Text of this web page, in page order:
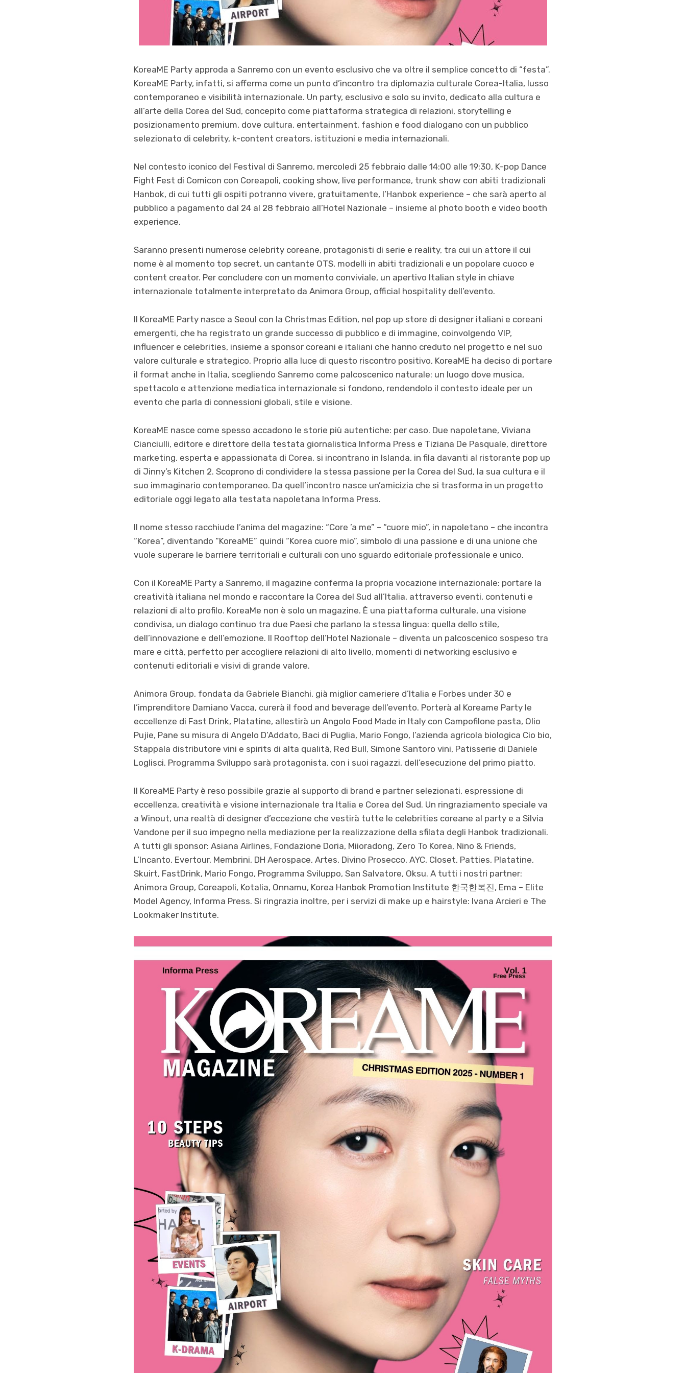
KoreaME Party approda a Sanremo con un evento esclusivo che va oltre il semplice concetto di “festa”.
KoreaME Party, infatti, si afferma come un punto d’incontro tra diplomazia culturale Corea-Italia, lusso
contemporaneo e visibilità internazionale. Un party, esclusivo e solo su invito, dedicato alla cultura e
all’arte della Corea del Sud, concepito come piattaforma strategica di relazioni, storytelling e
posizionamento premium, dove cultura, entertainment, fashion e food dialogano con un pubblico
selezionato di celebrity, k-content creators, istituzioni e media internazionali.
Nel contesto iconico del Festival di Sanremo, mercoledì 25 febbraio dalle 14:00 alle 19:30, K-pop Dance
Fight Fest di Comicon con Coreapoli, cooking show, live performance, trunk show con abiti tradizionali
Hanbok, di cui tutti gli ospiti potranno vivere, gratuitamente, l’Hanbok experience – che sarà aperto al
pubblico a pagamento dal 24 al 28 febbraio all’Hotel Nazionale – insieme al photo booth e video booth
experience.
Saranno presenti numerose celebrity coreane, protagonisti di serie e reality, tra cui un attore il cui
nome è al momento top secret, un cantante OTS, modelli in abiti tradizionali e un popolare cuoco e
content creator. Per concludere con un momento conviviale, un apertivo Italian style in chiave
internazionale totalmente interpretato da Animora Group, official hospitality dell’evento.
Il KoreaME Party nasce a Seoul con la Christmas Edition, nel pop up store di designer italiani e coreani
emergenti, che ha registrato un grande successo di pubblico e di immagine, coinvolgendo VIP,
influencer e celebrities, insieme a sponsor coreani e italiani che hanno creduto nel progetto e nel suo
valore culturale e strategico. Proprio alla luce di questo riscontro positivo, KoreaME ha deciso di portare
il format anche in Italia, scegliendo Sanremo come palcoscenico naturale: un luogo dove musica,
spettacolo e attenzione mediatica internazionale si fondono, rendendolo il contesto ideale per un
evento che parla di connessioni globali, stile e visione.
KoreaME nasce come spesso accadono le storie più autentiche: per caso. Due napoletane, Viviana
Cianciulli, editore e direttore della testata giornalistica Informa Press e Tiziana De Pasquale, direttore
marketing, esperta e appassionata di Corea, si incontrano in Islanda, in fila davanti al ristorante pop up
di Jinny’s Kitchen 2. Scoprono di condividere la stessa passione per la Corea del Sud, la sua cultura e il
suo immaginario contemporaneo. Da quell’incontro nasce un’amicizia che si trasforma in un progetto
editoriale oggi legato alla testata napoletana Informa Press.
Il nome stesso racchiude l’anima del magazine: “Core ’a me” – “cuore mio”, in napoletano – che incontra
“Korea”, diventando “KoreaME” quindi “Korea cuore mio”, simbolo di una passione e di una unione che
vuole superare le barriere territoriali e culturali con uno sguardo editoriale professionale e unico.
Con il KoreaME Party a Sanremo, il magazine conferma la propria vocazione internazionale: portare la
creatività italiana nel mondo e raccontare la Corea del Sud all’Italia, attraverso eventi, contenuti e
relazioni di alto profilo. KoreaMe non è solo un magazine. È una piattaforma culturale, una visione
condivisa, un dialogo continuo tra due Paesi che parlano la stessa lingua: quella dello stile,
dell’innovazione e dell’emozione. Il Rooftop dell’Hotel Nazionale – diventa un palcoscenico sospeso tra
mare e città, perfetto per accogliere relazioni di alto livello, momenti di networking esclusivo e
contenuti editoriali e visivi di grande valore.
Animora Group, fondata da Gabriele Bianchi, già miglior cameriere d’Italia e Forbes under 30 e
l’imprenditore Damiano Vacca, curerà il food and beverage dell’evento. Porterà al Koreame Party le
eccellenze di Fast Drink, Platatine, allestirà un Angolo Food Made in Italy con Campofilone pasta, Olio
Pujie, Pane su misura di Angelo D’Addato, Baci di Puglia, Mario Fongo, l’azienda agricola biologica Cio bio,
Stappala distributore vini e spirits di alta qualità, Red Bull, Simone Santoro vini, Patisserie di Daniele
Loglisci. Programma Sviluppo sarà protagonista, con i suoi ragazzi, dell’esecuzione del primo piatto.
Il KoreaME Party è reso possibile grazie al supporto di brand e partner selezionati, espressione di
eccellenza, creatività e visione internazionale tra Italia e Corea del Sud. Un ringraziamento speciale va
a Winout, una realtà di designer d’eccezione che vestirà tutte le celebrities coreane al party e a Silvia
Vandone per il suo impegno nella mediazione per la realizzazione della sfilata degli Hanbok tradizionali.
A tutti gli sponsor: Asiana Airlines, Fondazione Doria, Miioradong, Zero To Korea, Nino & Friends,
L’Incanto, Evertour, Membrini, DH Aerospace, Artes, Divino Prosecco, AYC, Closet, Patties, Platatine,
Skuirt, FastDrink, Mario Fongo, Programma Sviluppo, San Salvatore, Oksu. A tutti i nostri partner:
Animora Group, Coreapoli, Kotalia, Onnamu, Korea Hanbok Promotion Institute 한국한복진 , Ema – Elite
Model Agency, Informa Press. Si ringrazia inoltre, per i servizi di make up e hairstyle: Ivana Arcieri e The
Lookmaker Institute.